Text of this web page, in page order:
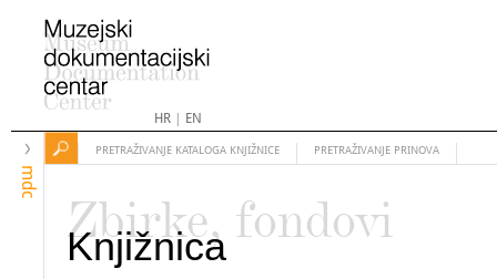
HR| EN
mdc
PRETRAŽIVANJE KATALOGA KNJIŽNICE PRETRAŽIVANJE PRINOVA
Zbirke, fondovi
Knjižnica